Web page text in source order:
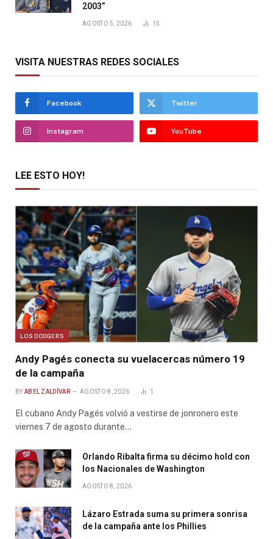
2003”
AGOSTO 5, 2026 15
VISITA NUESTRAS REDES SOCIALES
Facebook Twitter
Instagram YouTube
LEE ESTO HOY!
LOS DODGERS
Andy Pagés conecta su vuelacercas número 19
de la campaña
BY ABEL ZALDÍVAR AGOSTO 8, 2026 1
El cubano Andy Pagés volvió a vestirse de jonronero este
viernes 7 de agosto durante…
Orlando Ribalta firma su décimo hold con
los Nacionales de Washington
AGOSTO 8, 2026
Lázaro Estrada suma su primera sonrisa
de la campaña ante los Phillies